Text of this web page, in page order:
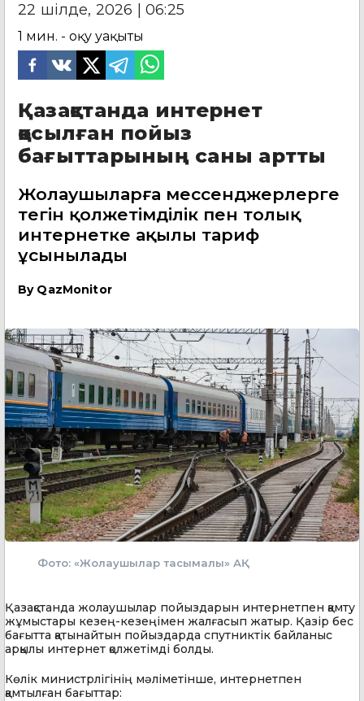
22 шілде, 2026 | 06:25
1 мин. - оқу уақыты
Қазақстанда интернет
қосылған пойыз
бағыттарының саны артты
Жолаушыларға мессенджерлерге
тегін қолжетімділік пен толық
интернетке ақылы тариф
ұсынылады
By QazMonitor
Фото: «Жолаушылар тасымалы» АҚ
Қазақстанда жолаушылар пойыздарын интернетпен қамту
жұмыстары кезең-кезеңімен жалғасып жатыр. Қазір бес
бағытта қатынайтын пойыздарда спутниктік байланыс
арқылы интернет қолжетімді болды.
Көлік министрлігінің мәліметінше, интернетпен
қамтылған бағыттар: